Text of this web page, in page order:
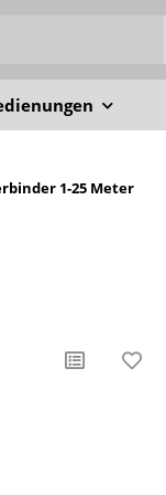
1-25 Meter